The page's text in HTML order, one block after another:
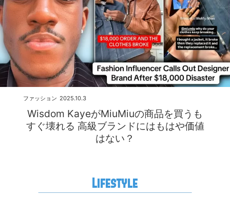
ファッション 2025.10.3
Wisdom KayeがMiuMiuの商品を買うも
すぐ壊れる 高級ブランドにはもはや価値
はない？
Lifestyle